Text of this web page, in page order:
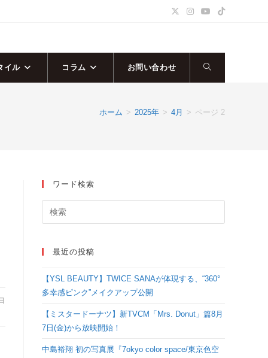
イル コラム お問い合わせ ウ
検
ホーム > 2025年 > 4月 > ページ 2
ワード検索
最近の投稿
【YSL BEAUTY】TWICE SANAが体現する、“360°
多幸感ピンク”メイクアップ公開
【ミスタードーナツ】新TVCM「Mrs. Donut」篇8月
7日(金)から放映開始！
中島裕翔 初の写真展『7okyo color space/東京色空